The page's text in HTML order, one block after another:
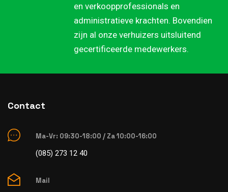
en verkoopprofessionals en
administratieve krachten. Bovendien
zijn al onze verhuizers uitsluitend
gecertificeerde medewerkers.
Contact
Ma-Vr: 09:30-18:00 / Za 10:00-16:00
(085) 273 12 40
Mail